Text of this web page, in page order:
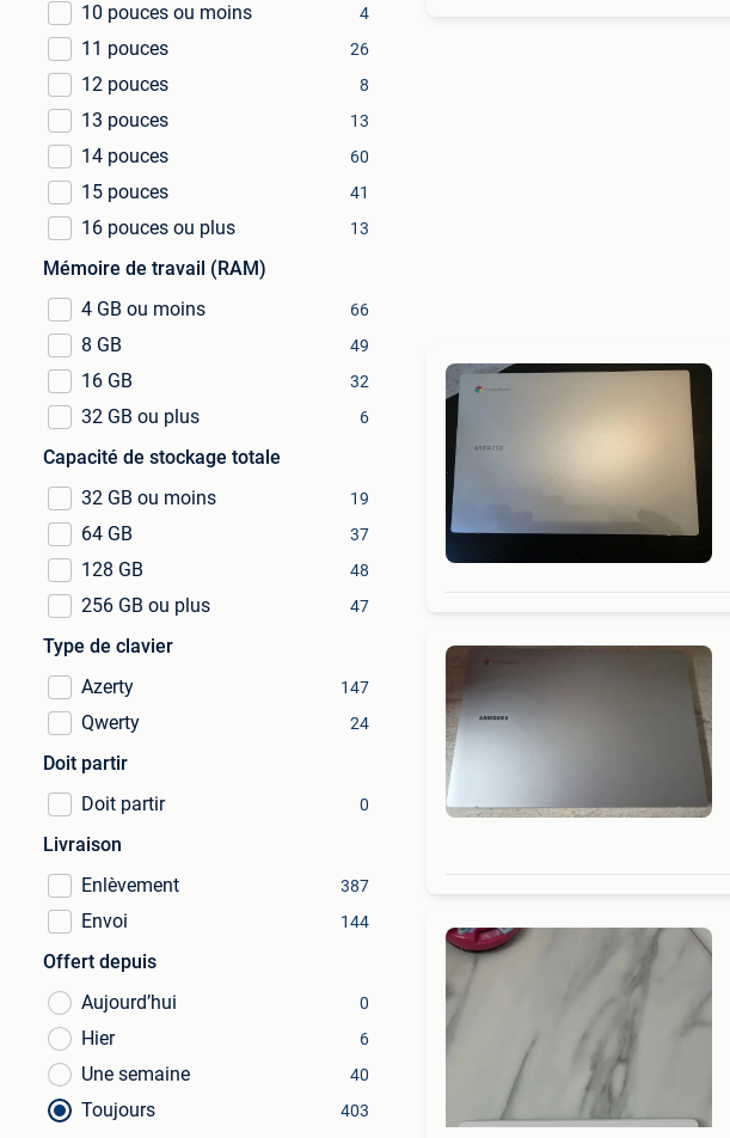
10 pouces ou moins
4
11 pouces 26
12 pouces 8
13 pouces 13
14 pouces 60
15 pouces 41
16 pouces ou plus 13
Mémoire de travail (RAM)
4 GB ou moins
66
8 GB 49
16 GB 32
32 GB ou plus 6
Capacité de stockage totale
32 GB ou moins
19
64 GB 37
128 GB 48
256 GB ou plus 47
Type de clavier
Azerty
147
Qwerty 24
Doit partir
Doit partir
0
Livraison
Enlèvement
387
Envoi 144
Offert depuis
Aujourd’hui
0
Hier 6
Une semaine 40
Toujours 403